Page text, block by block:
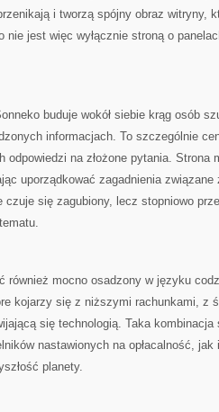
i tworzą spójny obraz witryny,
nie jest więc wyłącznie stroną o
buduje wokół siebie krąg osób
informacjach. To szczególnie
odpowiedzi na złożone pytania. Strona
uporządkować zagadnienia
czuje się zagubiony, lecz stopniowo
również mocno osadzony w języku
kojarzy się z niższymi rachunkami, z
się technologią. Taka
nastawionych na opłacalność,
planety.